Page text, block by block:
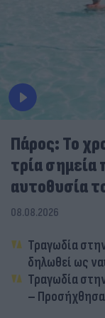
Πάρος: Το
τρία
αυτοθυσία
08.08.2026
Τραγωδία
δηλωθεί ως
Τραγωδία
–